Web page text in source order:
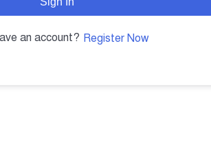
an account? Register Now